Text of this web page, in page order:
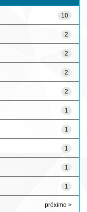
10
2
2
2
2
1
1
1
1
1
próximo >